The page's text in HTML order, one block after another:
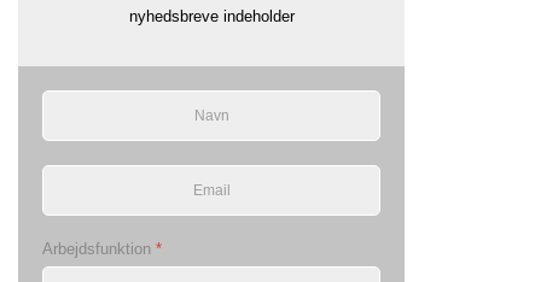
nyhedsbreve indeholder
Arbejdsfunktion *